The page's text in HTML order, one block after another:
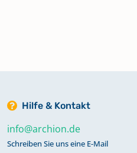
Hilfe & Kontakt
info@archion.de
Schreiben Sie uns eine E-Mail